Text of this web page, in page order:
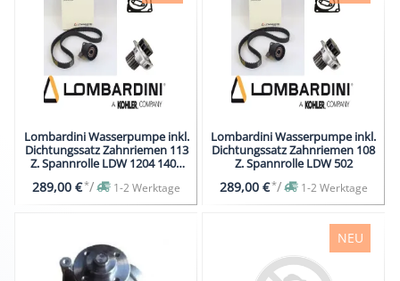
Lombardini Wasserpumpe inkl.
Dichtungssatz Zahnriemen 113
Z. Spannrolle LDW 1204 1404
289,00 €*/ 1-2 Werktage
Lombardini Wasserpumpe inkl.
Dichtungssatz Zahnriemen 108
Z. Spannrolle LDW 502
289,00 €*/ 1-2 Werktage
NEU